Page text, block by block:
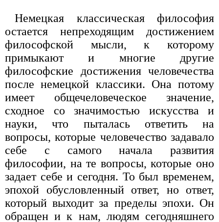
Немецкая классическая философия
остается непреходящим достижением
философской мысли, к которому
примыкают и многие другие
философские достижения человечества
после немецкой классики. Она потому
имеет общечеловеческое значение,
сходное со значимостью искусства и
науки, что пыталась ответить на
вопросы, которые человечество задавало
себе с самого начала развития
философии, на те вопросы, которые оно
задает себе и сегодня. То был временем,
эпохой обусловленный ответ, но ответ,
который выходит за пределы эпохи. Он
обращен и к нам, людям сегодняшнего